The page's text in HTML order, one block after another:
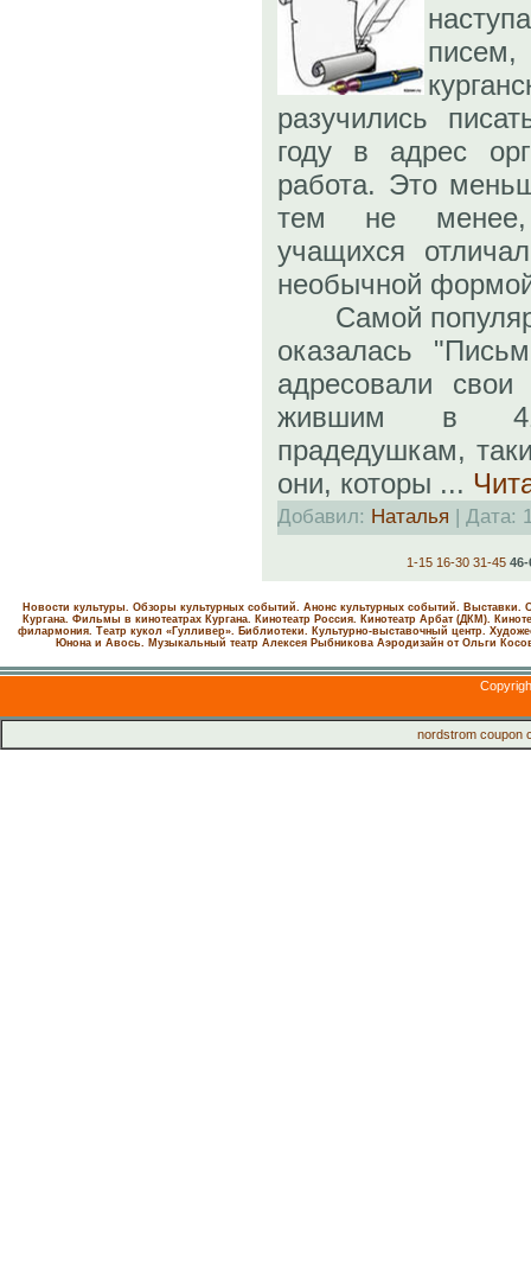
разучились
году в адрес
работа. Это
тем не менее,
учащихся
необычной
Самой
оказалась
адресовали свои
жившим в
прадедушкам,
они, которы ...
Добавил: Наталья | Дата:
1-15 16-30 31-45 46-
Новости культуры. Обзоры культурных событий. Анонс культурных событий. Выставки.
Кургана. Фильмы в кинотеатрах Кургана.
Кинотеатр Россия. Кинотеатр Арбат (ДКМ).
филармония. Театр кукол «Гулливер». Библиотеки. Культурно-выставочный центр.
Юнона и Авось. Музыкальный театр Алексея Рыбникова Аэродизайн от Ольги
nordstrom coupon